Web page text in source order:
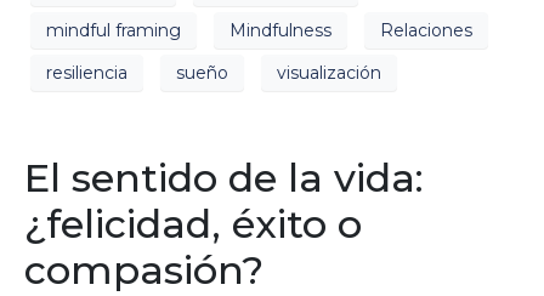
mindful framing
Mindfulness
Relaciones
resiliencia
sueño visualización
El sentido de la vida:
¿felicidad, éxito o
compasión?